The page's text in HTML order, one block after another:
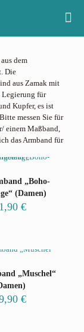
dem
Die
aus Zamak mit
Legierung für
Kupfer, es ist
messen Sie für
einem Maßband,
das Armband für
„Boho-
(Damen)
€
„Muschel“
€